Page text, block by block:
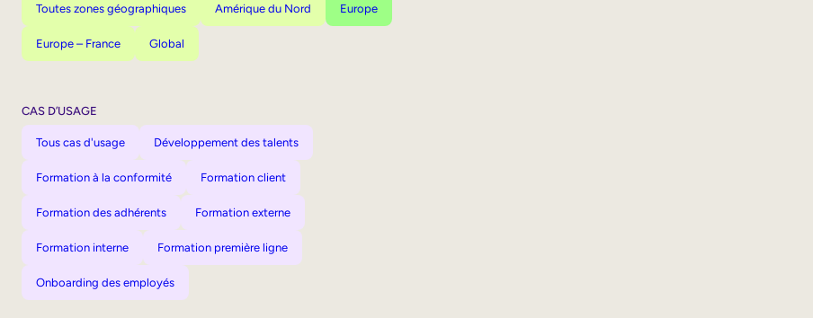
Toutes zones géographiques Amérique du Nord Europe
Europe – France Global
CAS D’USAGE
Tous cas d'usage Développement des talents
Formation à la conformité Formation client
Formation des adhérents Formation externe
Formation interne Formation première ligne
Onboarding des employés